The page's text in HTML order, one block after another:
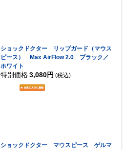
ショックドクター リップガード（マウス
ピース） Max AirFlow 2.0 ブラック／
ホワイト
特別価格 3,080円 (税込)
ショックドクター マウスピース ゲルマ